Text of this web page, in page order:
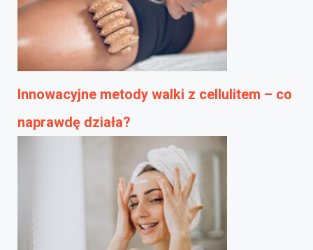
Innowacyjne metody walki z cellulitem – co
naprawdę działa?